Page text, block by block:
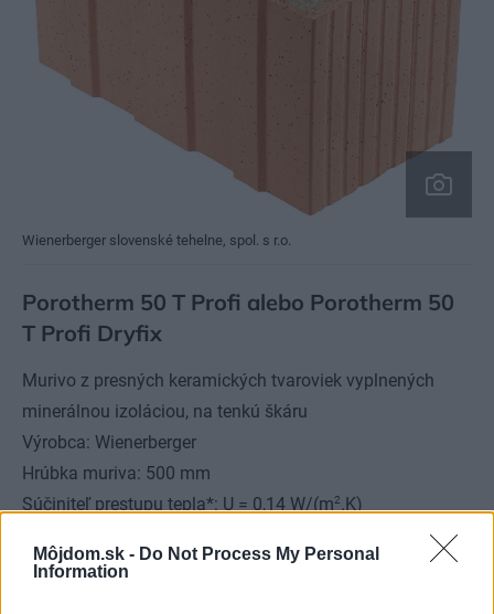
Môjdom.sk - Do Not Process My Personal
Information
Wienerberger slovenské tehelne, spol. s r.o.
Porotherm 50 T Profi alebo Porotherm 50
T Profi Dryfix
Murivo z presných keramických tvaroviek vyplnených
minerálnou izoláciou, na tenkú škáru
Výrobca: Wienerberger
Hrúbka muriva: 500 mm
Súčiniteľ prestupu tepla*: U = 0,14 W/(m2.K)
Odporúčaná skladba (z interiéru do exteriéru):